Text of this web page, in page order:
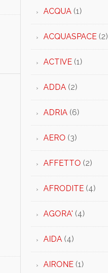
ACQUA(1)
ACQUASPACE(2)
ACTIVE(1)
ADDA(2)
ADRIA(6)
AERO (3)
AFFETTO (2)
AFRODITE(4)
AGORA' (4)
AIDA(4)
AIRONE(1)
×